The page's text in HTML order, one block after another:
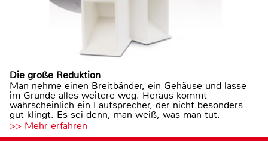
Die große Reduktion
Man nehme einen Breitbänder, ein Gehäuse und lasse
im Grunde alles weitere weg. Heraus kommt
wahrscheinlich ein Lautsprecher, der nicht besonders
gut klingt. Es sei denn, man weiß, was man tut.
>> Mehr erfahren